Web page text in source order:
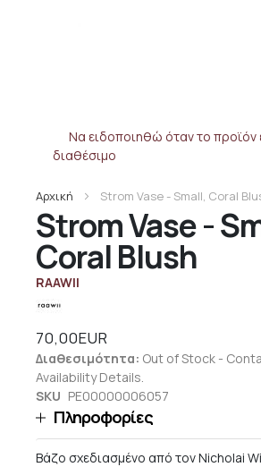
Strom Vase -
Coral Blush
RAAWII
Αρχική Strom Vase - Small, Coral
Διαθεσιμότητα: Out of Stock -
Availability Details.
SKU PE00000006057
70,00EUR
Να ειδοποιηθώ όταν το προϊόν
διαθέσιμο
Πληροφορίες
Βάζο σχεδιασμένο από τον Nicholai